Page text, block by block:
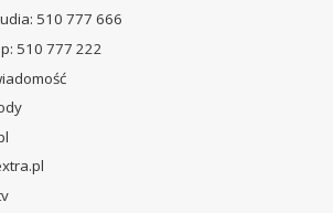
510 777 666
510 777 222